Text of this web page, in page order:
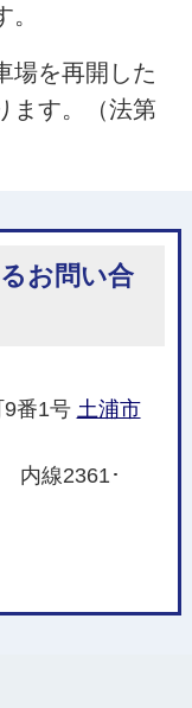
場を再開した
ます。（法第
お問い合
番1号 土浦市
内線2361･